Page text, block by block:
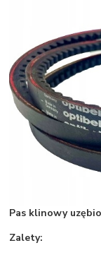
Pas klinowy
Zalety: